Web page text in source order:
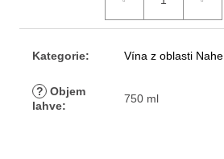
Kategorie: Vína z oblasti Nahe
? Objem
lahve:
750 ml
e